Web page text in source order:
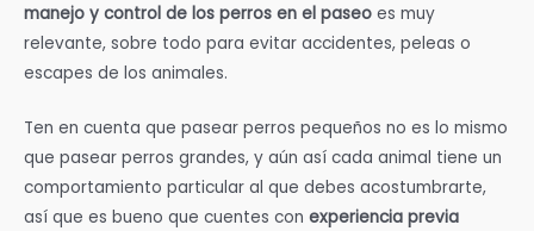
manejo y control de los perros en el paseo es muy
relevante, sobre todo para evitar accidentes, peleas o
escapes de los animales.
Ten en cuenta que pasear perros pequeños no es lo mismo
que pasear perros grandes, y aún así cada animal tiene un
comportamiento particular al que debes acostumbrarte,
así que es bueno que cuentes con experiencia previa